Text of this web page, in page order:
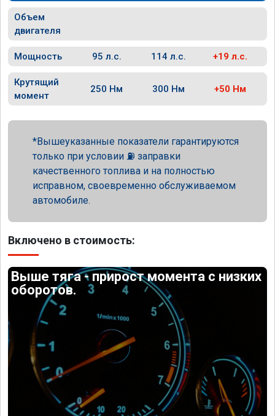
Объем
двигателя
Мощность 95 л.с. 114 л.с. +19 л.с.
Крутящий
момент
250 Нм 300 Нм +50 Нм
Вышеуказанные показатели гарантируются
только при условии ⛽ заправки
качественного топлива и на полностью
исправном, своевременно обслуживаемом
автомобиле.
Включено в стоимость:
Выше тяга - прирост момента с низких
оборотов.